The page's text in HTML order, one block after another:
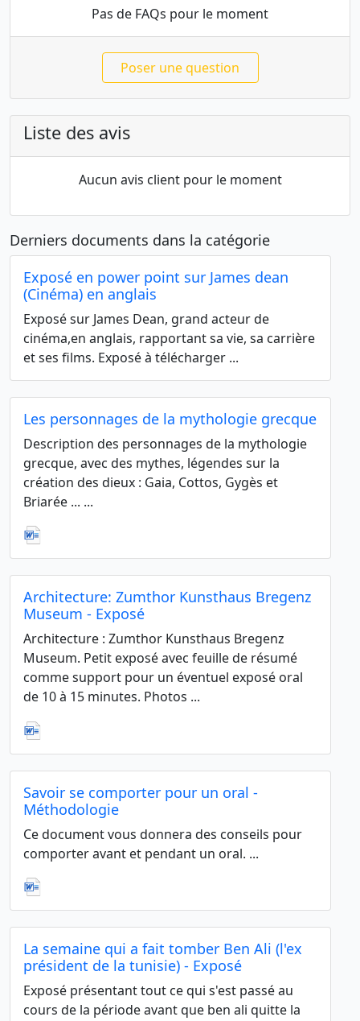
Pas de FAQs pour le moment
Poser une question
Liste des avis
Aucun avis client pour le moment
Derniers documents dans la catégorie
Exposé en power point sur James dean
(Cinéma) en anglais
Exposé sur James Dean, grand acteur de
cinéma,en anglais, rapportant sa vie, sa carrière
et ses films. Exposé à télécharger ...
Les personnages de la mythologie grecque
Description des personnages de la mythologie
grecque, avec des mythes, légendes sur la
création des dieux : Gaia, Cottos, Gygès et
Briarée ... ...
Architecture: Zumthor Kunsthaus Bregenz
Museum - Exposé
Architecture : Zumthor Kunsthaus Bregenz
Museum. Petit exposé avec feuille de résumé
comme support pour un éventuel exposé oral
de 10 à 15 minutes. Photos ...
Savoir se comporter pour un oral -
Méthodologie
Ce document vous donnera des conseils pour
comporter avant et pendant un oral. ...
La semaine qui a fait tomber Ben Ali (l'ex
président de la tunisie) - Exposé
Exposé présentant tout ce qui s'est passé au
cours de la période avant que ben ali quitte la